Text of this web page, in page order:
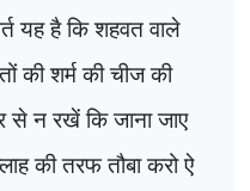
यह है कि शहवत वाले
की शर्म की चीज की
से न रखें कि जाना जाए
की तरफ तौबा करो ऐ